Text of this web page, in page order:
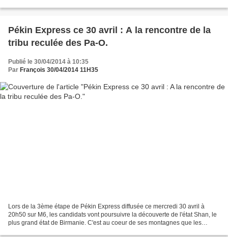
Pékin Express ce 30 avril : A la rencontre de la
tribu reculée des Pa-O.
Publié le 30/04/2014 à 10:35
Par François 30/04/2014 11H35
Lors de la 3ème étape de Pékin Express diffusée ce mercredi 30 avril à
20h50 sur M6, les candidats vont poursuivre la découverte de l'état Shan, le
plus grand état de Birmanie. C'est au coeur de ses montagnes que les